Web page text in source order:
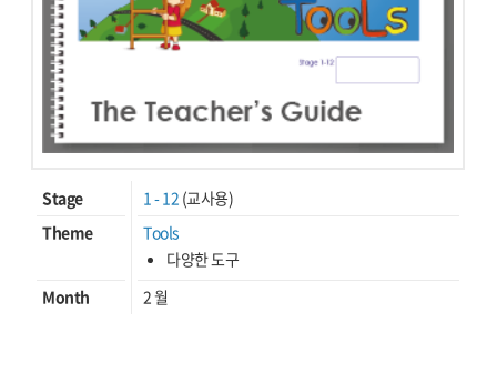
Stage 1 - 12 (교사용)
Theme
Tools
다양한 도구
Month
2 월